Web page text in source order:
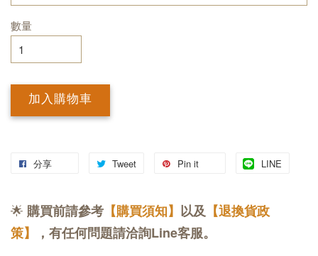
數量
加入購物車
分享 Tweet Pin it LINE
🌟 購買前請參考 【購買須知】 以及 【退換貨政
策】
，有任何問題請洽詢Line客服。